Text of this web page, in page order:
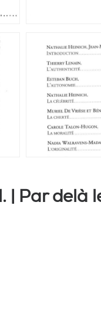
| Par delà